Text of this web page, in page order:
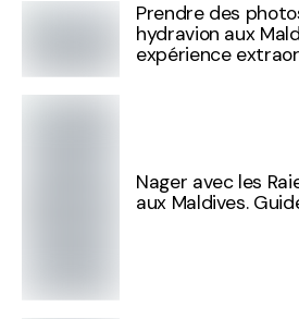
Prendre des
hydravion aux
expérience
Nager avec les
aux Maldives.